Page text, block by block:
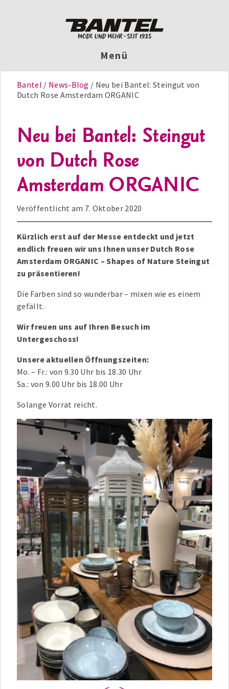
Menü
Bantel News-Blog
Neu bei Bantel: Steingut von
Dutch Rose Amsterdam ORGANIC
Neu bei Bantel: Steingut
von Dutch Rose
Amsterdam ORGANIC
Veröffentlicht am 7. Oktober 2020
Kürzlich erst auf der Messe entdeckt und jetzt
endlich freuen wir uns Ihnen unser Dutch Rose
Amsterdam ORGANIC – Shapes of Nature Steingut
zu präsentieren!
Die Farben sind so wunderbar – mixen wie es einem
gefällt.
Wir freuen uns auf Ihren Besuch im
Untergeschoss!
Unsere aktuellen Öffnungszeiten:
Mo. – Fr.: von 9.30 Uhr bis 18.30 Uhr
Sa.: von 9.00 Uhr bis 18.00 Uhr
Solange Vorrat reicht.